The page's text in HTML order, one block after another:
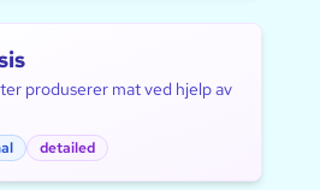
produserer mat ved hjelp av
detailed